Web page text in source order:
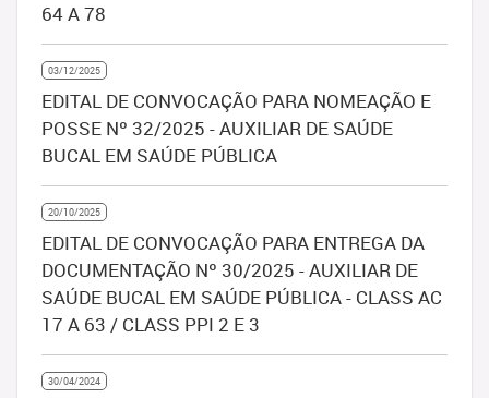
64 A 78
03/12/2025
EDITAL DE CONVOCAÇÃO PARA NOMEAÇÃO E
POSSE Nº 32/2025 - AUXILIAR DE SAÚDE
BUCAL EM SAÚDE PÚBLICA
20/10/2025
EDITAL DE CONVOCAÇÃO PARA ENTREGA DA
DOCUMENTAÇÃO Nº 30/2025 - AUXILIAR DE
SAÚDE BUCAL EM SAÚDE PÚBLICA - CLASS AC
17 A 63 / CLASS PPI 2 E 3
30/04/2024